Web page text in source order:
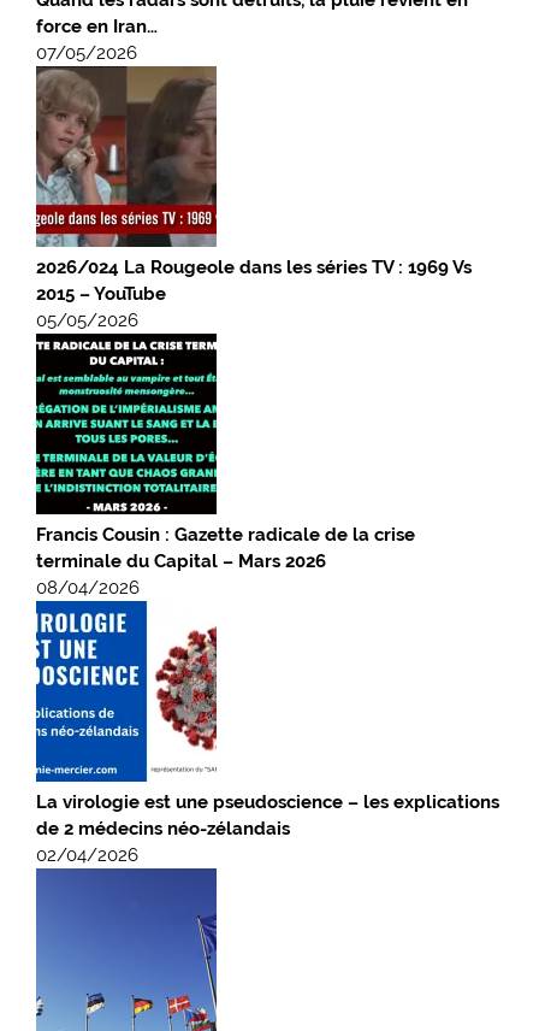
force en Iran…
07/05/2026
2026/024 La Rougeole dans les séries TV : 1969 Vs
2015 – YouTube
05/05/2026
Francis Cousin : Gazette radicale de la crise
terminale du Capital – Mars 2026
08/04/2026
La virologie est une pseudoscience – les explications
de 2 médecins néo-zélandais
02/04/2026